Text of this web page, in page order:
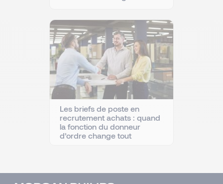
Les briefs de poste en
recrutement achats : quand
la fonction du donneur
d’ordre change tout